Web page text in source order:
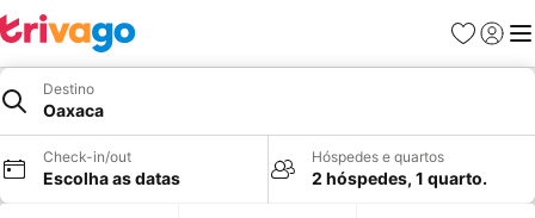
Favoritos
Iniciar
Destino
Oaxaca
Check-in/out
Escolha as datas
Hóspedes e quartos
2 hóspedes, 1 quarto.